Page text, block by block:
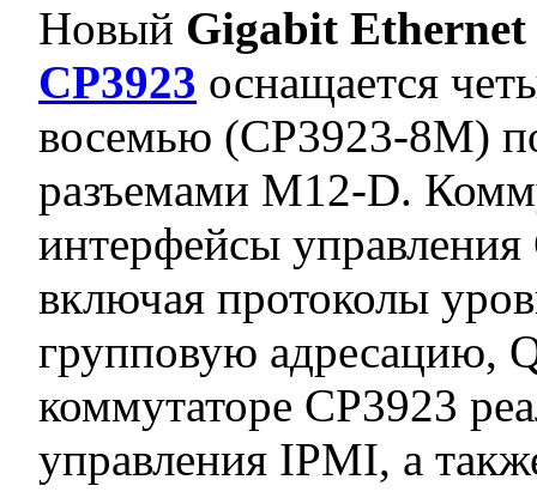
Новый Gigabit
CP3923 оснащается
восемью (CP3923-8M)
разъемами M12-D.
интерфейсы
включая протоколы
групповую адресацию,
коммутаторе CP3923
управления IPMI, а